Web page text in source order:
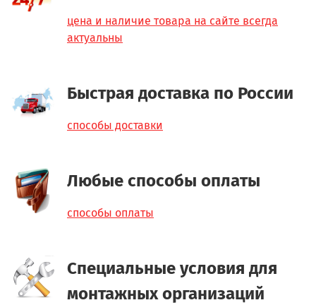
цена и наличие товара на сайте всегда
актуальны
Быстрая доставка по России
способы доставки
Любые способы оплаты
способы оплаты
Специальные условия для
монтажных организаций